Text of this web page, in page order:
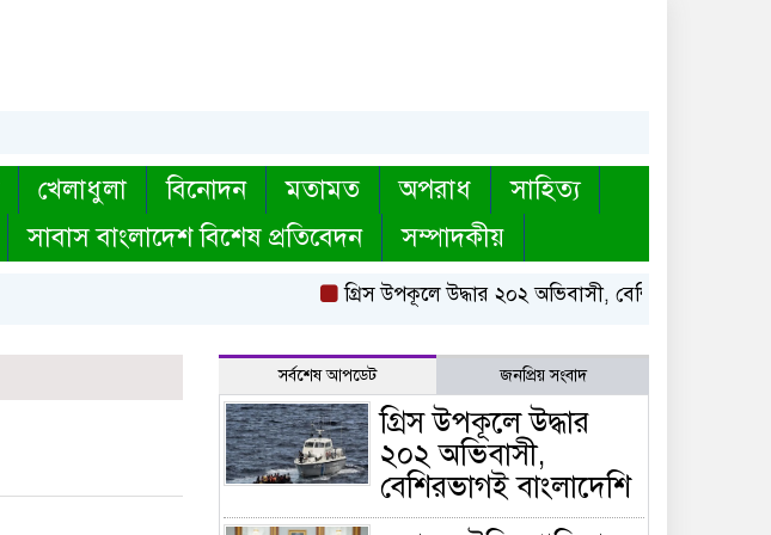
খেলাধুলা বিনোদন মতামত অপরাধ
সাহিত্য
সাবাস বাংলাদেশ বিশেষ প্রতিবেদন সম্পাদকীয়
গ্রিস উপকূলে উদ্ধার ২০২ অভিবাসী, বেশিরভাগই বাংলাদেশি
সর্বশেষ আপডেট জনপ্রিয় সংবাদ
গ্রিস উপকূলে উদ্ধার
২০২ অভিবাসী,
বেশিরভাগই বাংলাদেশি